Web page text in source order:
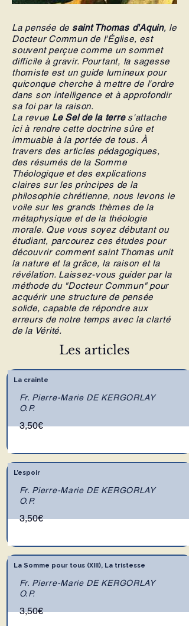
La pensée de saint Thomas d'Aquin, le
Docteur Commun de l'Église, est
souvent perçue comme un sommet
difficile à gravir. Pourtant, la sagesse
thomiste est un guide lumineux pour
quiconque cherche à mettre de l'ordre
dans son intelligence et à approfondir
sa foi par la raison.
La revue Le Sel de la terres'attache
ici à rendre cette doctrine sûre et
immuable à la portée de tous. À
travers des articles pédagogiques,
des résumés de la Somme
Théologiqueet des explications
claires sur les principes de la
philosophie chrétienne, nous levons le
voile sur les grands thèmes de la
métaphysique et de la théologie
morale. Que vous soyez débutant ou
étudiant, parcourez ces études pour
découvrir comment saint Thomas unit
la nature et la grâce, la raison et la
révélation. Laissez-vous guider par la
méthode du "Docteur Commun" pour
acquérir une structure de pensée
solide, capable de répondre aux
erreurs de notre temps avec la clarté
de la Vérité.
Les articles
La crainte
Fr. Pierre-Marie DE KERGORLAY
O.P.
3,50€
L’espoir
Fr. Pierre-Marie DE KERGORLAY
O.P.
3,50€
La Somme pour tous (XIII), La tristesse
Fr. Pierre-Marie DE KERGORLAY
O.P.
3,50€